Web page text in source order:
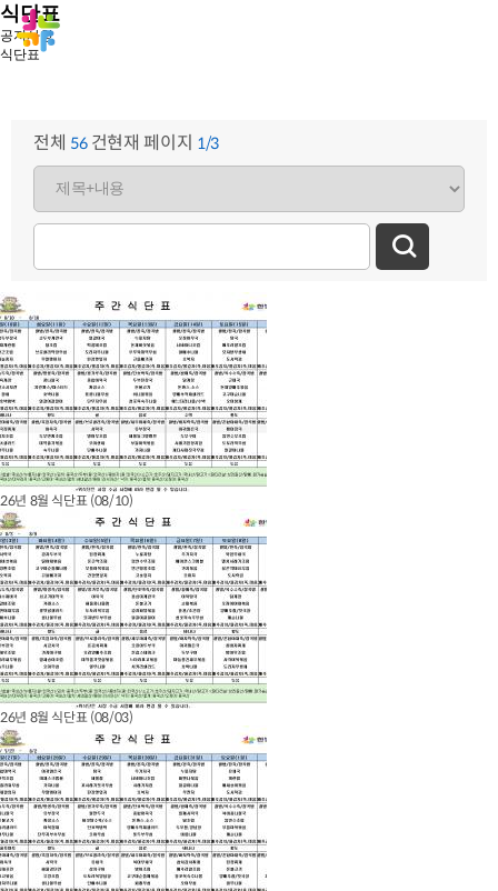
식단표
공지사항
식단표
전체 56건현재 페이지 1/3
26년 8월 식단표 (08/10)
26년 8월 식단표 (08/03)